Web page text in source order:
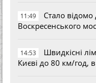
11:49
Стало відомо
Воскресенського
14:53
Швидкісні
Києві до 80 км/год,